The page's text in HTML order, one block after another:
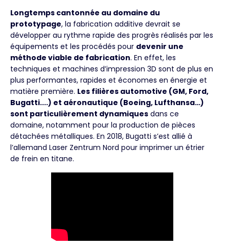
Longtemps cantonnée au domaine du
prototypage, la fabrication additive devrait se
développer au rythme rapide des progrès réalisés par les
équipements et les procédés pour devenir une
méthode viable de fabrication. En effet, les
techniques et machines d’impression 3D sont de plus en
plus performantes, rapides et économes en énergie et
matière première. Les filières automotive (GM, Ford,
Bugatti....) et aéronautique (Boeing, Lufthansa…)
sont particulièrement dynamiques dans ce
domaine, notamment pour la production de pièces
détachées métalliques. En 2018, Bugatti s’est allié à
l’allemand Laser Zentrum Nord pour imprimer un étrier
de frein en titane.